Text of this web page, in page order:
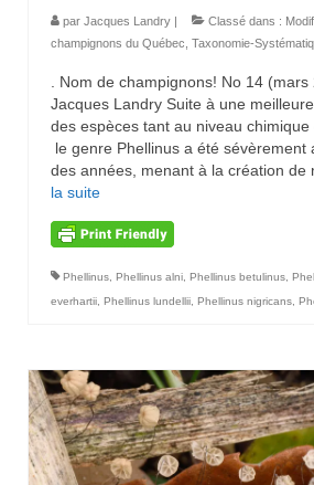
par Jacques Landry Classé dans :
champignons du Québec Taxonomie-
. Nom de champignons! No 14 (mars
Jacques Landry Suite à une
des espèces tant au niveau
le genre Phellinus a été sévèrement
des années, menant à la création
la suite­­
Phellinus, Phellinus alni, Phellinus betulinus,
everhartii, Phellinus lundellii, Phellinus nigricans,